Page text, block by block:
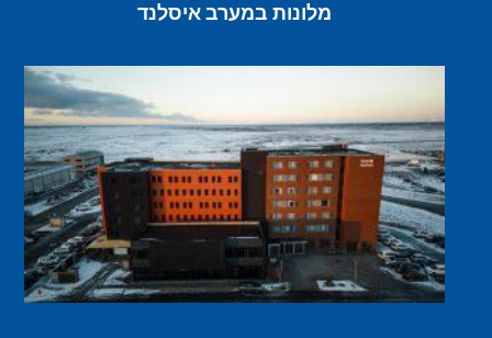
מלונות במערב איסלנד